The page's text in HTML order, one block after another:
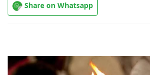
पाठशाला
About
Share on Whatsapp